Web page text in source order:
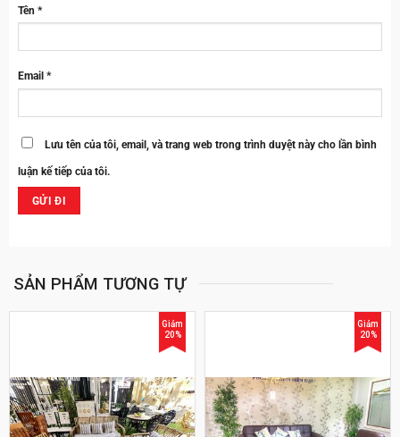
Tên *
Email *
Lưu tên của tôi, email, và trang web trong trình duyệt này cho lần bình
luận kế tiếp của tôi.
SẢN PHẨM TƯƠNG TỰ
Giảm
20%
Giảm
20%